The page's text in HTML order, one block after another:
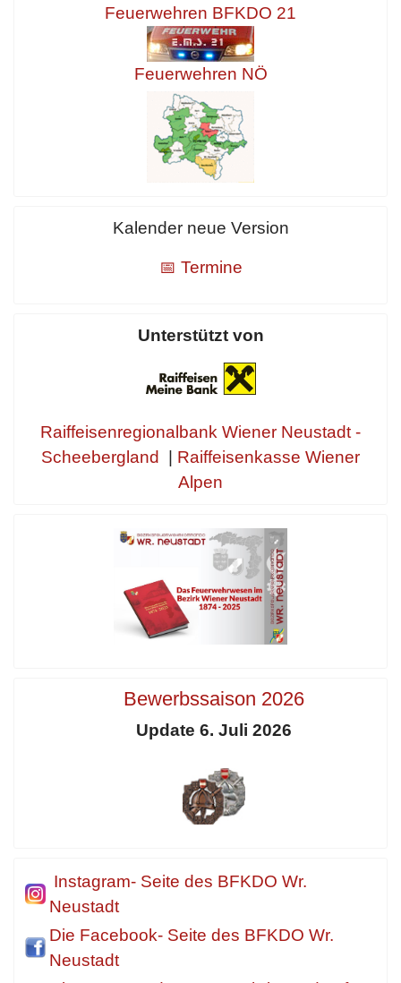
Feuerwehren BFKDO 21
Feuerwehren NÖ
Kalender neue Version
📅 Termine
Unterstützt von
Raiffeisenregionalbank Wiener Neustadt -
Scheebergland
Raiffeisenkasse Wiener
Alpen
Bewerbssaison 2026
Update 6. Juli 2026
Instagram- Seite des BFKDO Wr.
Neustadt
Die Facebook- Seite des BFKDO Wr.
Neustadt